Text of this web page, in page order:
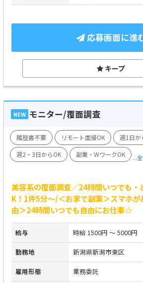
応募画面に進
キープ
NEW モニター/覆面調査
履歴書不要 リモート面接OK
週1日か
週2・3日からOK
副業・WワークOK ...
美容系の覆面調査／24時間いつでも
K！1件5分～/＜お家で副業＞スマホ
由＞24時間いつでも自由にお仕事☆
給与 時給 1500円 ～ 5000円
勤務地 新潟県新潟市東区
雇用形態 業務委託